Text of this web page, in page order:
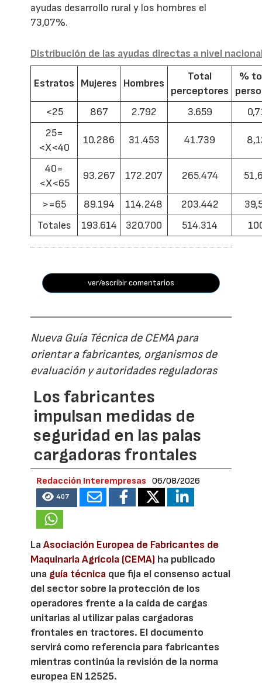
ayudas desarrollo rural y los hombres el
73,07%.
Distribución de las ayudas directas a nivel
Estratos Mujeres Hombres
Total
perceptores
%
<25
867 2.792 3.659
25=
<X<40
10.286 31.453 41.739
40=
<X<65
93.267 172.207 265.474
>=65 89.194 114.248 203.442
Totales
193.614 320.700 514.314
ver/escribir comentarios
Nueva Guía Técnica de CEMA para
orientar a fabricantes, organismos de
evaluación y autoridades reguladoras
Los fabricantes
impulsan medidas de
seguridad en las palas
cargadoras frontales
Redacción Interempresas 06/08/2026
407
LaAsociación Europea de Fabricantes de
Maquinaria Agrícola (CEMA) ha publicado
una guía técnica que fija el consenso actual
del sector sobre la protección de los
operadores frente a la caída de cargas
unitarias al utilizar palas cargadoras
frontales en tractores. El documento
servirá como referencia para fabricantes
mientras continúa la revisión de la norma
europea EN 12525.